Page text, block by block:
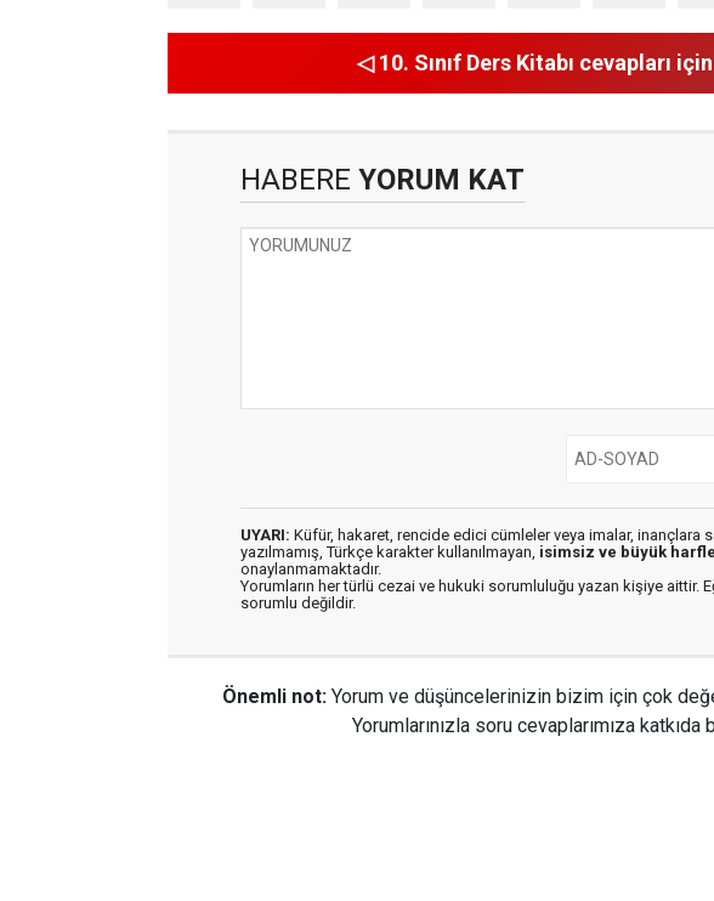
◁ 10. Sınıf Ders Kitabı cevapları
HABERE YORUM KAT
UYARI: Küfür, hakaret, rencide edici cümleler veya imalar, inançlara
yazılmamış, Türkçe karakter kullanılmayan, isimsiz ve büyük
onaylanmamaktadır.
Yorumların her türlü cezai ve hukuki sorumluluğu yazan kişiye aittir.
sorumlu değildir.
Önemli not: Yorum ve düşüncelerinizin bizim için çok
Yorumlarınızla soru cevaplarımıza